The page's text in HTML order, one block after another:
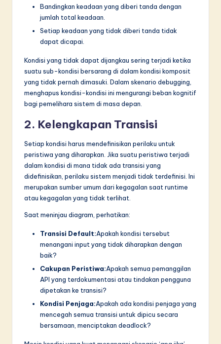
Bandingkan keadaan yang diberi tanda dengan
jumlah total keadaan.
Setiap keadaan yang tidak diberi tanda tidak
dapat dicapai.
Kondisi yang tidak dapat dijangkau sering terjadi ketika
suatu sub-kondisi bersarang di dalam kondisi komposit
yang tidak pernah dimasuki. Dalam skenario debugging,
menghapus kondisi-kondisi ini mengurangi beban kognitif
bagi pemelihara sistem di masa depan.
2. Kelengkapan Transisi
Setiap kondisi harus mendefinisikan perilaku untuk
peristiwa yang diharapkan. Jika suatu peristiwa terjadi
dalam kondisi di mana tidak ada transisi yang
didefinisikan, perilaku sistem menjadi tidak terdefinisi. Ini
merupakan sumber umum dari kegagalan saat runtime
atau kegagalan yang tidak terlihat.
Saat meninjau diagram, perhatikan:
Transisi Default:Apakah kondisi tersebut
menangani input yang tidak diharapkan dengan
baik?
Cakupan Peristiwa:Apakah semua pemanggilan
API yang terdokumentasi atau tindakan pengguna
dipetakan ke transisi?
Kondisi Penjaga:Apakah ada kondisi penjaga yang
mencegah semua transisi untuk dipicu secara
bersamaan, menciptakan deadlock?